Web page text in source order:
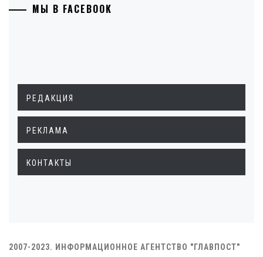
МЫ В FACEBOOK
РЕДАКЦИЯ
РЕКЛАМА
КОНТАКТЫ
2007-2023. ИНФОРМАЦИОННОЕ АГЕНТСТВО "ГЛАВПОСТ"